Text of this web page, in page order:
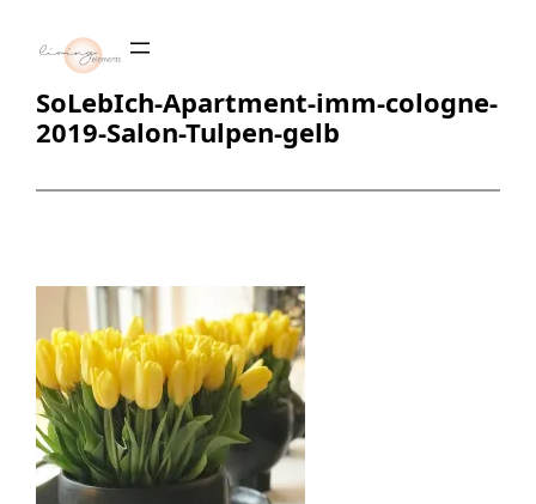
Inhalt
springen
SoLebIch-Apartment-imm-cologne-
2019-Salon-Tulpen-gelb